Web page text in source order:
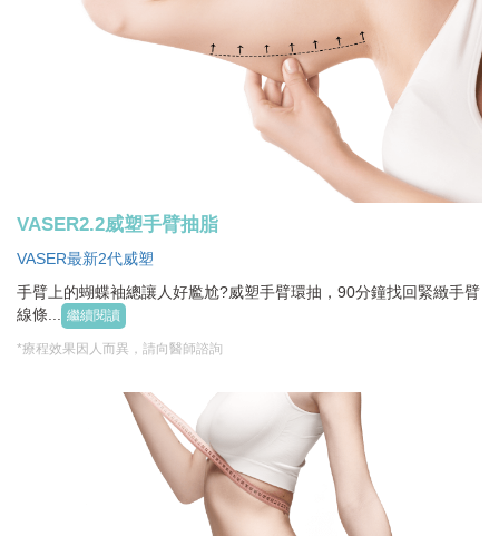
VASER2.2威塑手臂抽脂
VASER最新2代威塑
手臂上的蝴蝶袖總讓人好尷尬?威塑手臂環抽，90分鐘找回緊緻手臂
線條...
繼續閱讀
*療程效果因人而異，請向醫師諮詢